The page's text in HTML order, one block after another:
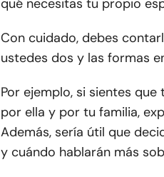
qué necesitas tu propio
Con cuidado, debes
ustedes dos y las formas
Por ejemplo, si sientes
por ella y por tu familia,
Además, sería útil que
y cuándo hablarán más